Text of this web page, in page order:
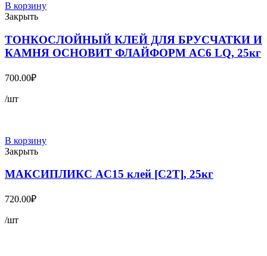
В корзину
Закрыть
ТОНКОСЛОЙНЫЙ КЛЕЙ ДЛЯ БРУСЧАТКИ И
КАМНЯ ОСНОВИТ ФЛАЙФОРМ AC6 LQ, 25кг
700.00₽
/шт
В корзину
Закрыть
МАКСИПЛИКС AC15 клей [С2T], 25кг
720.00₽
/шт